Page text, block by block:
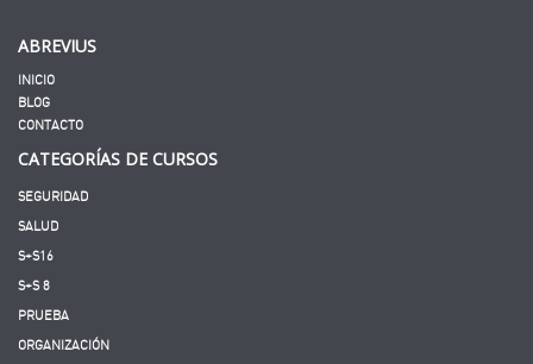
ABREVIUS
INICIO
BLOG
CONTACTO
CATEGORÍAS DE CURSOS
SEGURIDAD
SALUD
S+S16
S+S 8
PRUEBA
ORGANIZACIÓN